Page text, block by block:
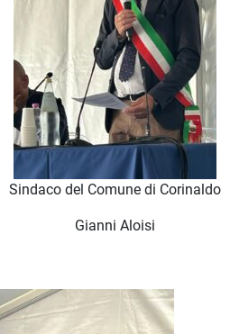
Sindaco del Comune di Corinaldo
Gianni Aloisi